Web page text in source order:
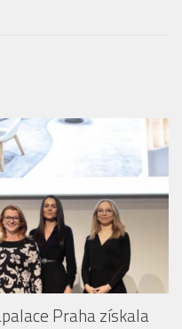
Praha získala